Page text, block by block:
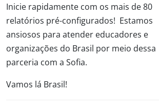
Inicie rapidamente com os mais de 80
relatórios pré-configurados! Estamos
ansiosos para atender educadores e
organizações do Brasil por meio dessa
parceria com a Sofia.
Vamos lá Brasil!